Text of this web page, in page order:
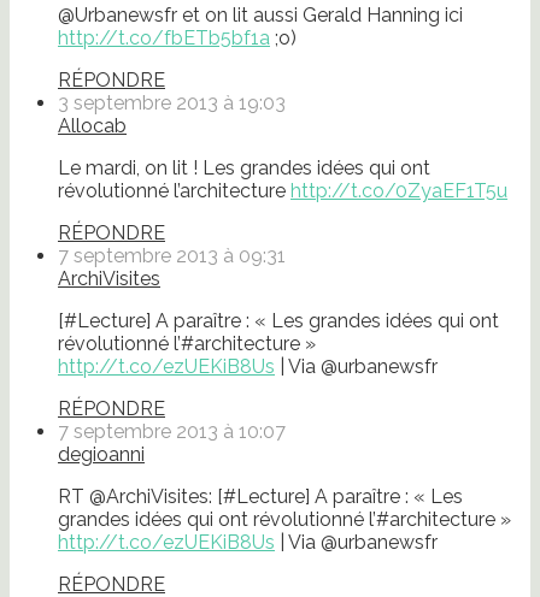
@Urbanewsfr et on lit aussi Gerald Hanning ici
http://t.co/fbETb5bf1a ;o)
RÉPONDRE
3 septembre 2013 à 19:03
Allocab
Le mardi, on lit ! Les grandes idées qui ont
révolutionné l’architecture http://t.co/0ZyaEF1T5u
RÉPONDRE
7 septembre 2013 à 09:31
ArchiVisites
[#Lecture] A paraître : « Les grandes idées qui ont
révolutionné l’#architecture »
http://t.co/ezUEKiB8Us | Via @urbanewsfr
RÉPONDRE
7 septembre 2013 à 10:07
degioanni
RT @ArchiVisites: [#Lecture] A paraître : « Les
grandes idées qui ont révolutionné l’#architecture »
http://t.co/ezUEKiB8Us | Via @urbanewsfr
RÉPONDRE